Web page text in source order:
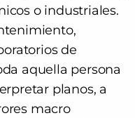
o industriales.
de
aquella persona
planos, a
macro